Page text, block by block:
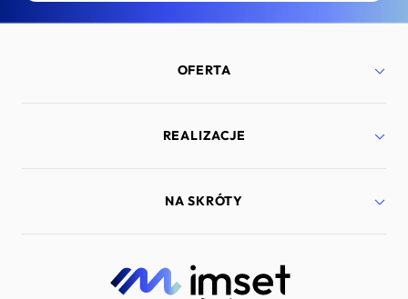
OFERTA
Strony internetowe
Marketing internetowy
Zarządzanie projektami IT
Systemy Comarch ERP
REALIZACJE
Port Lotniczy Gdańsk
Diabetyk24
Beditom
NA SKRÓTY
Kariera
Strefa wiedzy